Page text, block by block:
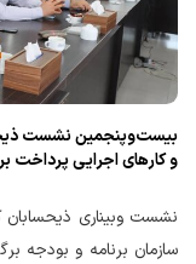
بیست‌وپنجمین نشست
و کارهای اجرایی پرداخت
نشست وبیناری ذیحسابان
سازمان برنامه و بودجه